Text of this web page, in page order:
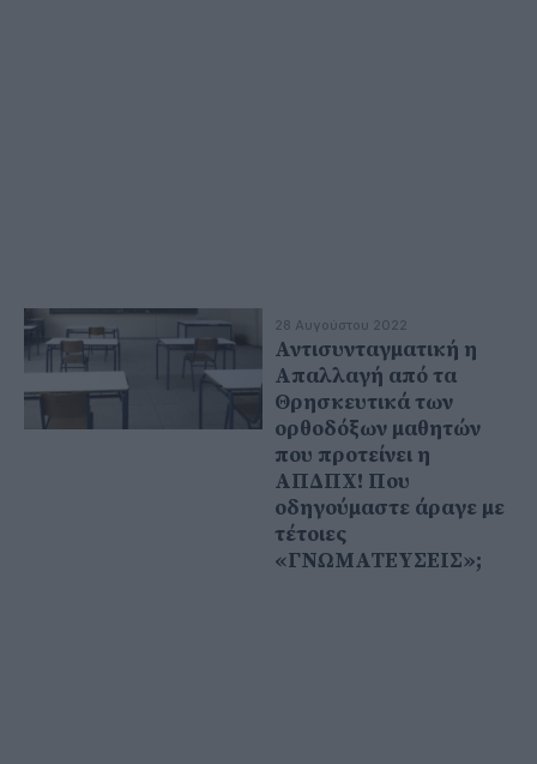
28 Αυγούστου 2022
Αντισυνταγματική η
Απαλλαγή από τα
Θρησκευτικά των
ορθοδόξων μαθητών
που προτείνει η
ΑΠΔΠΧ! Που
οδηγούμαστε άραγε με
τέτοιες
«ΓΝΩΜΑΤΕΥΣΕΙΣ»;